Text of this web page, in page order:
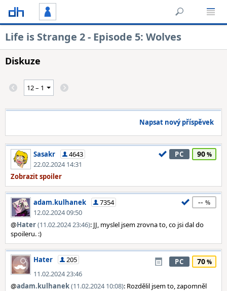
Life is Strange 2 - Episode 5: Wolves
Diskuze
Napsat nový příspěvek
Sasakr
4643
22.02.2024 14:31
PC 90
adam.kulhanek
7354
12.02.2024 09:50
--
@Hater(11.02.2024 23:46): JJ, myslel jsem zrovna to, co jsi dal do
spoileru. :)
Hater
205
11.02.2024 23:46
PC 70
@adam.kulhanek(11.02.2024 10:08): Rozdělil jsem to, zapomněl